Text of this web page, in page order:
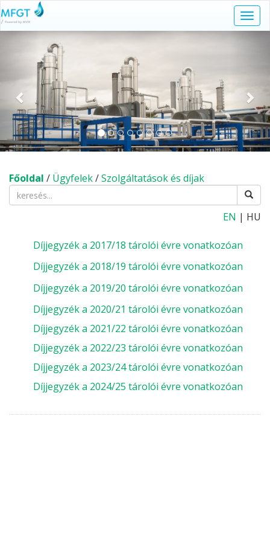
Előző
Főoldal / Ügyfelek/Szolgáltatások és díjak
EN | HU
Díjjegyzék a 2017/18 tárolói évre vonatkozóan
Díjjegyzék a 2018/19 tárolói évre vonatkozóan
Díjjegyzék a 2019/20 tárolói évre vonatkozóan
Díjjegyzék a 2020/21 tárolói évre vonatkozóan
Díjjegyzék a 2021/22 tárolói évre vonatkozóan
Díjjegyzék a 2022/23 tárolói évre vonatkozóan
Díjjegyzék a 2023/24 tárolói évre vonatkozóan
Díjjegyzék a 2024/25 tárolói évre vonatkozóan